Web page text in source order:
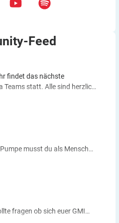
Feed
findet das nächste
Teams statt. Alle sind herzlich
diabetes-anker-
2026/
musst du als Mensch
also. Du kannst aber die
z.B. In den frühen
zuführen. Auch bei
kannst du die Basalrate
morgens oder abends
fragen ob sich euer GMI